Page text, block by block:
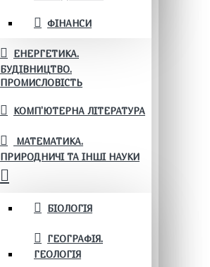
ФІНАНСИ
ЕНЕРГЕТИКА.
БУДІВНИЦТВО.
ПРОМИСЛОВІСТЬ
КОМП'ЮТЕРНА ЛІТЕРАТУРА
МАТЕМАТИКА.
ПРИРОДНИЧІ ТА ІНШІ НАУКИ
БІОЛОГІЯ
ГЕОГРАФІЯ.
ГЕОЛОГІЯ